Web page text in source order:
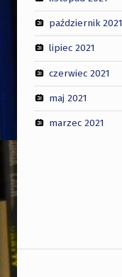
październik 2021
lipiec 2021
czerwiec 2021
maj 2021
marzec 2021
Nawigacja wpisu